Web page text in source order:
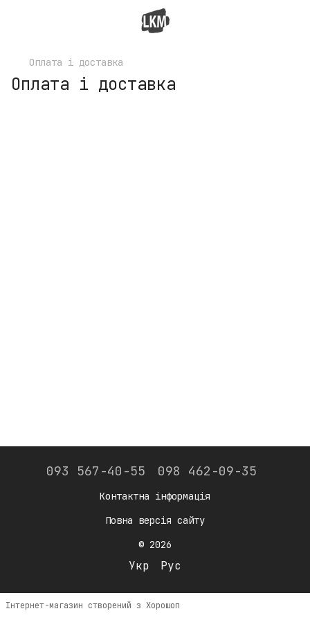
Оплата і доставка
Оплата і доставка
093 567-40-55 098 462-09-35
Контактна інформація
Повна версія сайту
© 2026
Укр Рус
Інтернет-магазин створений з Хорошоп